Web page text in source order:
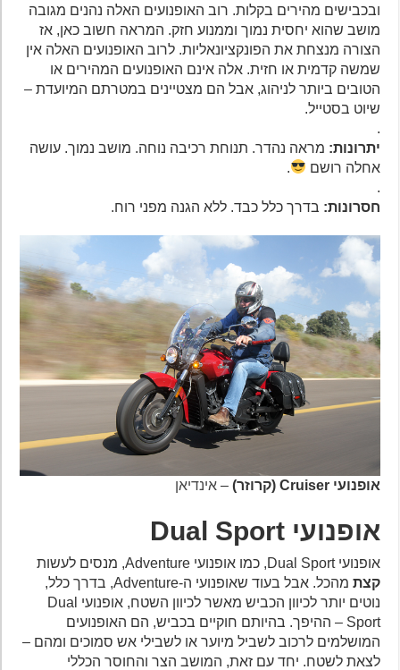
ובכבישים מהירים בקלות. רוב האופנועים האלה נהנים מגובה
מושב שהוא יחסית נמוך וממנוע חזק. המראה חשוב כאן, אז
הצורה מנצחת את הפונקציונאליות. לרוב האופנועים האלה אין
שמשה קדמית או חזית. אלה אינם האופנועים המהירים או
הטובים ביותר לניהוג, אבל הם מצטיינים במטרתם המיועדת –
שיוט בסטייל.
יתרונות:מראה נהדר. תנוחת רכיבה נוחה. מושב נמוך. עושה
אחלה רושם
.
חסרונות:בדרך כלל כבד. ללא הגנה מפני רוח.
אופנועי Cruiser (קרוזר) – אינדיאן
אופנועי DualSport
אופנועי Dual Sport, כמו אופנועי Adventure, מנסים לעשות
קצת
מהכל. אבל בעוד שאופנועי ה-Adventure, בדרך כלל,
נוטים יותר לכיוון הכביש מאשר לכיוון השטח, אופנועי Dual
Sport – ההיפך. בהיותם חוקיים בכביש, הם האופנועים
המושלמים לרכוב לשביל מיוער או לשבילי אש סמוכים ומהם –
לצאת לשטח. יחד עם זאת, המושב הצר והחוסר הכללי